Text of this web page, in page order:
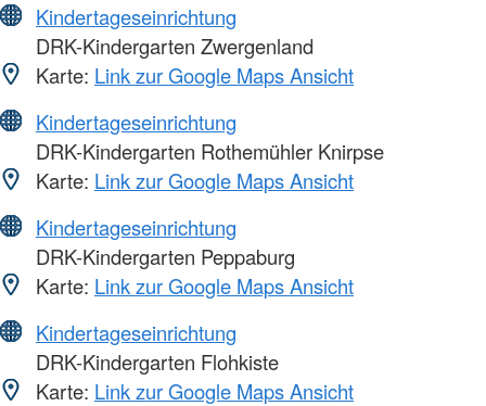
Kindertageseinrichtung
DRK-Kindergarten Zwergenland
Karte: Link zur Google Maps Ansicht
Kindertageseinrichtung
DRK-Kindergarten Rothemühler Knirpse
Karte: Link zur Google Maps Ansicht
Kindertageseinrichtung
DRK-Kindergarten Peppaburg
Karte: Link zur Google Maps Ansicht
Kindertageseinrichtung
DRK-Kindergarten Flohkiste
Karte: Link zur Google Maps Ansicht